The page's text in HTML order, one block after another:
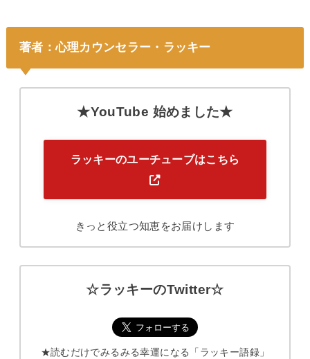
著者：心理カウンセラー・ラッキー
★YouTube 始めました★
ラッキーのユーチューブはこちら
きっと役立つ知恵をお届けします
☆ラッキーのTwitter☆
★読むだけでみるみる幸運になる「ラッキー語録」